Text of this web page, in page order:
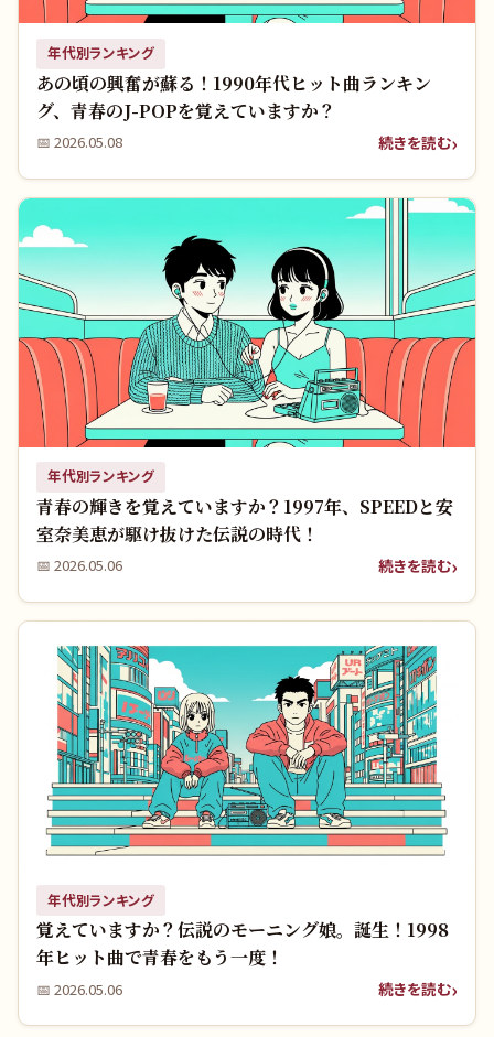
年代別ランキング
あの頃の興奮が蘇る！1990年代ヒット曲ランキン
グ、青春のJ-POPを覚えていますか？
📅 2026.05.08 続きを読む
年代別ランキング
青春の輝きを覚えていますか？1997年、SPEEDと安
室奈美恵が駆け抜けた伝説の時代！
📅 2026.05.06 続きを読む
年代別ランキング
覚えていますか？伝説のモーニング娘。誕生！1998
年ヒット曲で青春をもう一度！
📅 2026.05.06 続きを読む